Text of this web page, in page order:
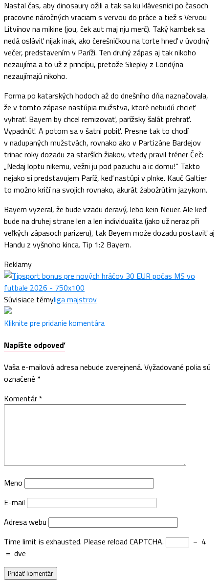
Nastal čas, aby dinosaury ožili a tak sa ku klávesnici po časoch
pracovne náročných vraciam s vervou do práce a tiež s Vervou
Litvínov na mikine (jou, ček aut maj nju merč). Taký kambek sa
nedá osláviť nijak inak, ako čerešničkou na torte hneď v úvodný
večer, predstavením v Paríži. Ten druhý zápas aj tak nikoho
nezaujíma a to už z princípu, pretože Sliepky z Londýna
nezaujímajú nikoho.
Forma po katarských hodoch až do dnešního dňa naznačovala,
že v tomto zápase nastúpia mužstva, ktoré nebudú chcieť
vyhrať. Bayern by chcel remizovať, parížsky šalát prehrať.
Vypadnúť. A potom sa v šatni pobiť. Presne tak to chodí
v nadupaných mužstvách, rovnako ako v Partizáne Bardejov
trinac roky dozadu za starších žiakov, vtedy pravil tréner Čeč:
„Nedaj loptu nikemu, vežni ju pod pazuchu a ic domu!“ Takto
nejako si predstavujem Paríž, keď nastúpi v plnke. Kauč Galtier
to možno kričí na svojich rovnako, akurát žabožrútim jazykom.
Bayern vyzeral, že bude vzadu deravý, lebo kein Neuer. Ale keď
bude na druhej strane len a len individualita (jako už neraz při
veľkých zápasoch parizeru), tak Beyern može dozadu postaviť aj
Handu z vyšnoho kinca. Tip 1:2 Bayern.
Reklamy
Súvisiace témyliga majstrov
Kliknite pre pridanie komentára
Napíšte odpoveď
Vaša e-mailová adresa nebude zverejnená. Vyžadované polia sú
označené *
Komentár *
Meno
E-mail
Adresa webu
Time limit is exhausted. Please reload CAPTCHA.
− 4
= dve